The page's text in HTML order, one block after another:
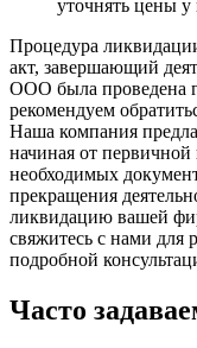
уточнять цены
Процедура
акт, завершающий
ООО была проведена
рекомендуем
Наша компания
начиная от первичной
необходимых
прекращения
ликвидацию вашей
свяжитесь с нами для
подробной
Часто